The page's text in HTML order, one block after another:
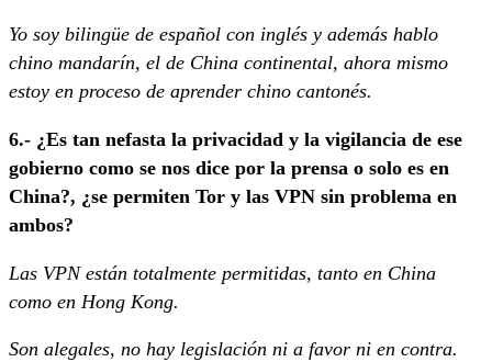
Yo soy bilingüe de español con inglés y además hablo
chino mandarín, el de China continental, ahora mismo
estoy en proceso de aprender chino cantonés.
6.- ¿Es tan nefasta la privacidad y la vigilancia de ese
gobierno como se nos dice por la prensa o solo es en
China?, ¿se permiten Tor y las VPN sin problema en
ambos?
Las VPN están totalmente permitidas, tanto en China
como en Hong Kong.
Son alegales, no hay legislación ni a favor ni en contra.